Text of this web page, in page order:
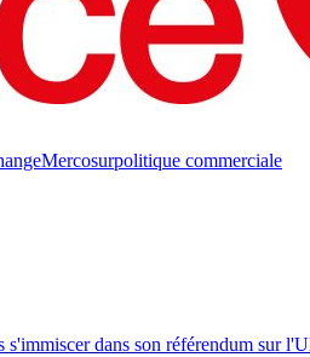
Mercosurpolitique commerciale
dans son référendum sur